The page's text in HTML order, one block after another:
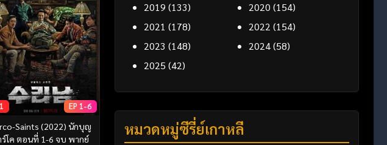
EP 1-6
Saints (2022) นักบุญ
ร์โค ตอนที่ 1-6 จบ พากย์
2019 (133) 2020 (154)
2021 (178) 2022 (154)
2023 (148) 2024(58)
2025 (42)
หมวดหมู่ซีรี่ย์เกาหลี